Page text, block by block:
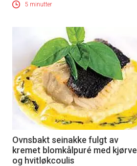
5 minutter
Ovnsbakt seinakke fulgt av
kremet blomkålpuré med kjørvel
og hvitløkcoulis